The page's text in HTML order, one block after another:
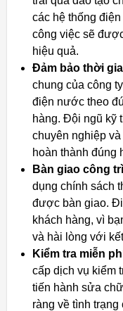
các hệ thống
công việc sẽ
hiệu quả.
Đảm bảo thời
chung của công
điện nước theo
hàng. Đội ngũ kỹ
chuyên nghiệp
hoàn thành đúng
Bàn giao công
dụng chính sách
được bàn giao.
khách hàng, vì
và hài lòng với
Kiểm tra miễn
cấp dịch vụ kiểm
tiến hành sửa
ràng về tình